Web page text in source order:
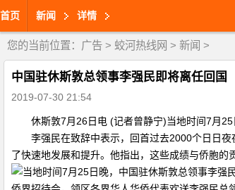
首页 新闻 详情
您的当前位置： 广告 > 蛟河热线网 > 新闻 >
中国驻休斯敦总领事李强民即将离任回国
2019-07-30 21:54
休斯敦7月26日电 (记者曾静宁)当地时间7月25
李强民在致辞中表示，回首过去2000个日日夜
了快速地发展和提升。他指出，这些成绩与侨胞的